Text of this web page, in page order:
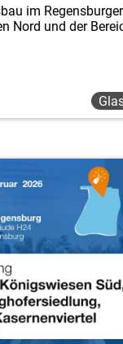
im
Nord und der